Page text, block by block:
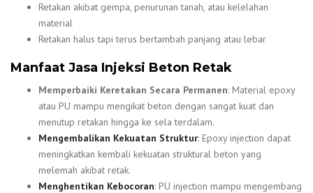
Retakan akibat gempa, penurunan tanah, atau kelelahan
material
Retakan halus tapi terus bertambah panjang atau lebar
Manfaat Jasa Injeksi Beton Retak
Memperbaiki Keretakan Secara Permanen: Material epoxy
atau PU mampu mengikat beton dengan sangat kuat dan
menutup retakan hingga ke sela terdalam.
Mengembalikan Kekuatan Struktur: Epoxy injection dapat
meningkatkan kembali kekuatan struktural beton yang
melemah akibat retak.
Menghentikan Kebocoran: PU injection mampu mengembang